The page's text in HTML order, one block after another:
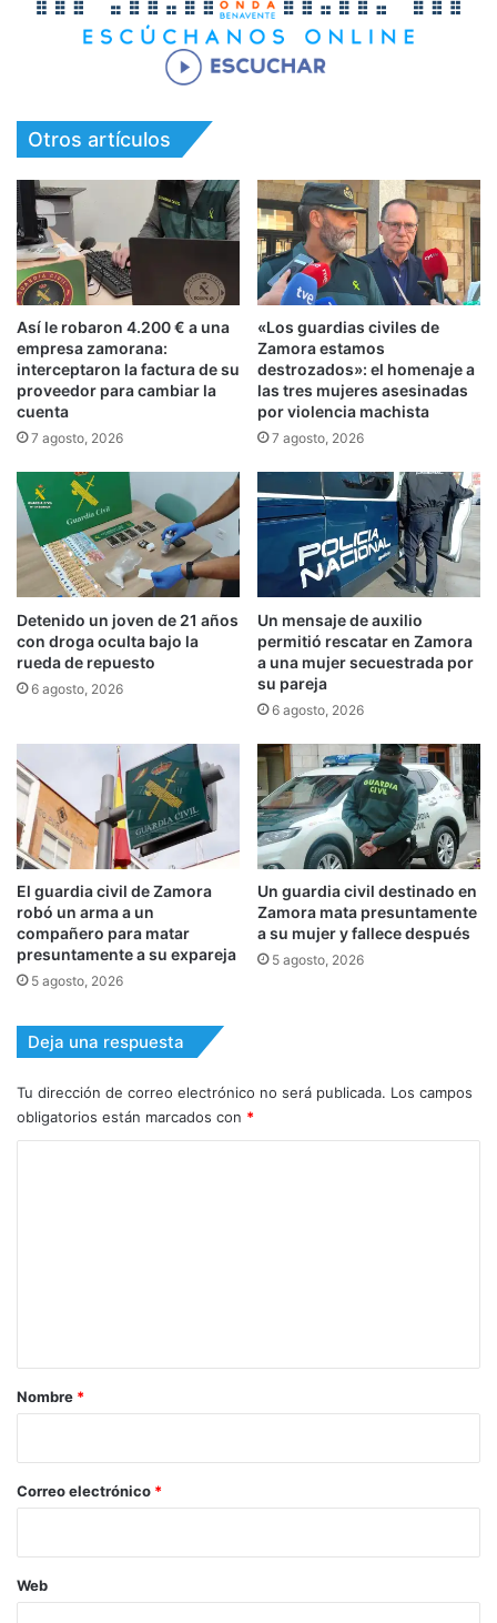
Otros artículos
Así le robaron 4.200 € a una
empresa zamorana:
interceptaron la factura de su
proveedor para cambiar la
cuenta
7 agosto, 2026
«Los guardias civiles de
Zamora estamos
destrozados»: el homenaje a
las tres mujeres asesinadas
por violencia machista
7 agosto, 2026
Detenido un joven de 21 años
con droga oculta bajo la
rueda de repuesto
6 agosto, 2026
Un mensaje de auxilio
permitió rescatar en Zamora
a una mujer secuestrada por
su pareja
6 agosto, 2026
El guardia civil de Zamora
robó un arma a un
compañero para matar
presuntamente a su expareja
5 agosto, 2026
Un guardia civil destinado en
Zamora mata presuntamente
a su mujer y fallece después
5 agosto, 2026
Deja una respuesta
Tu dirección de correo electrónico no será publicada. Los campos
obligatorios están marcados con *
r
*
Nombre *
Correo electrónico *
Web